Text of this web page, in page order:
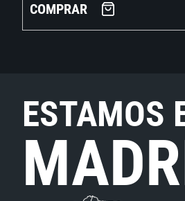
COMPRAR
ESTAMOS